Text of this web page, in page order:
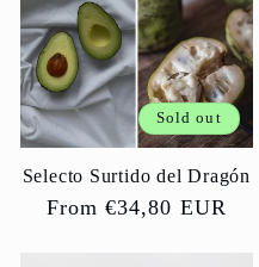
Sold out
Selecto Surtido del Dragón
Regular
From €34,80 EUR